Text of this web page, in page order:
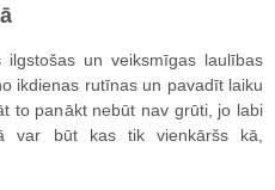
un veiksmīgas laulības
ikdienas rutīnas un pavadīt laiku
to panākt nebūt nav grūti, jo labi
var būt kas tik vienkāršs kā,